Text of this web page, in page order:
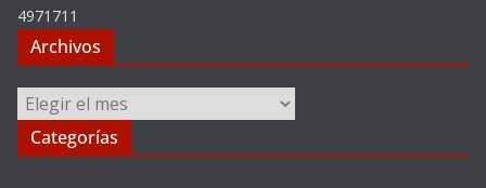
4971711
Archivos
Archivos
Categorías